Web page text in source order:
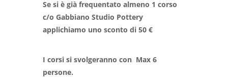
Se si è già frequentato almeno 1 corso
c/o Gabbiano Studio Pottery
applichiamo uno sconto di 50 €
I corsi si svolgeranno con Max 6
persone.